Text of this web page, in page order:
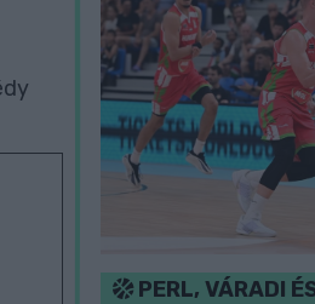
PERL, VÁRADI